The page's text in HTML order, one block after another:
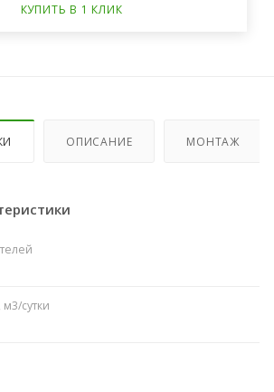
КУПИТЬ В 1 КЛИК
ОПИСАНИЕ МОНТАЖ
сутки